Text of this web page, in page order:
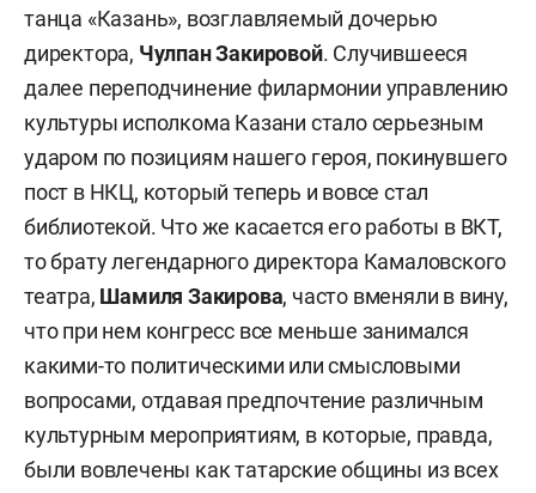
танца «Казань», возглавляемый дочерью
директора, Чулпан Закировой. Случившееся
далее переподчинение филармонии управлению
культуры исполкома Казани стало серьезным
ударом по позициям нашего героя, покинувшего
пост в НКЦ, который теперь и вовсе стал
библиотекой. Что же касается его работы в ВКТ,
то брату легендарного директора Камаловского
театра, Шамиля Закирова, часто вменяли в вину,
что при нем конгресс все меньше занимался
какими-то политическими или смысловыми
вопросами, отдавая предпочтение различным
культурным мероприятиям, в которые, правда,
были вовлечены как татарские общины из всех